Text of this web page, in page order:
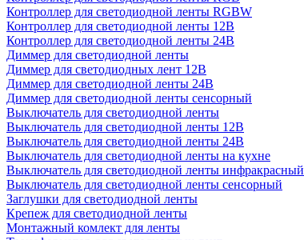
Контроллер для светодиодной ленты RGBW
Контроллер для светодиодной ленты 12В
Контроллер для светодиодной ленты 24В
Диммер для светодиодной ленты
Диммер для светодиодных лент 12В
Диммер для светодиодной ленты 24В
Диммер для светодиодной ленты сенсорный
Выключатель для светодиодной ленты
Выключатель для светодиодной ленты 12В
Выключатель для светодиодной ленты 24В
Выключатель для светодиодной ленты на кухне
Выключатель для светодиодной ленты инфракрасный
Выключатель для светодиодной ленты сенсорный
Заглушки для светодиодной ленты
Крепеж для светодиодной ленты
Монтажный комлект для ленты